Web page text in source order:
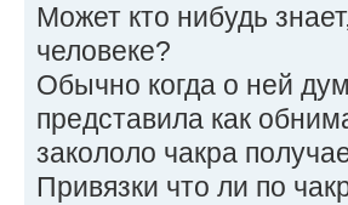
Может кто нибудь
человеке?
Обычно когда о ней
представила как
закололо чакра
Привязки что ли по